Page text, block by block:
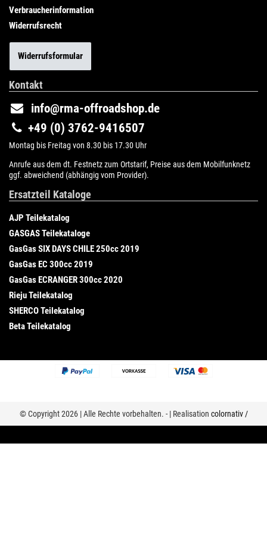
Verbraucherinformation
Widerrufsrecht
Widerrufsformular
Kontakt
info@rma-offroadshop.de
+49 (0) 3762-9416507
Montag bis Freitag von 8.30 bis 17.30 Uhr
Anrufe aus dem dt. Festnetz zum Ortstarif, Preise aus dem Mobilfunknetz
ggf. abweichend (abhängig vom Provider).
Ersatzteil Kataloge
AJP Teilekatalog
GASGAS Teilekataloge
GasGas SIX DAYS CHILE 250cc 2019
GasGas EC 300cc 2019
GasGas ECRANGER 300cc 2020
Rieju Teilekatalog
SHERCO Teilekatalog
Beta Teilekatalog
© Copyright 2026 | Alle Rechte vorbehalten. - | Realisation colornativ /